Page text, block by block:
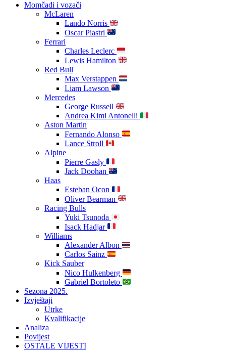
Momčadi i vozači
McLaren
Lando Norris
Oscar Piastri
Ferrari
Charles Leclerc
Lewis Hamilton
Red Bull
Max Verstappen
Liam Lawson
Mercedes
George Russell
Andrea Kimi Antonelli
Aston Martin
Fernando Alonso
Lance Stroll
Alpine
Pierre Gasly
Jack Doohan
Haas
Esteban Ocon
Oliver Bearman
Racing Bulls
Yuki Tsunoda
Isack Hadjar
Williams
Alexander Albon
Carlos Sainz
Kick Sauber
Nico Hulkenberg
Gabriel Bortoleto
Sezona 2025.
Izvještaji
Utrke
Kvalifikacije
Analiza
Povijest
OSTALE VIJESTI